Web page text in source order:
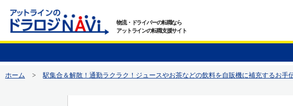
物流・ドライバーの転職なら
アットラインの転職支援サイト
ホーム > 駅集合＆解散！通勤ラクラク！ジュースやお茶などの飲料を自販機に補充するお手